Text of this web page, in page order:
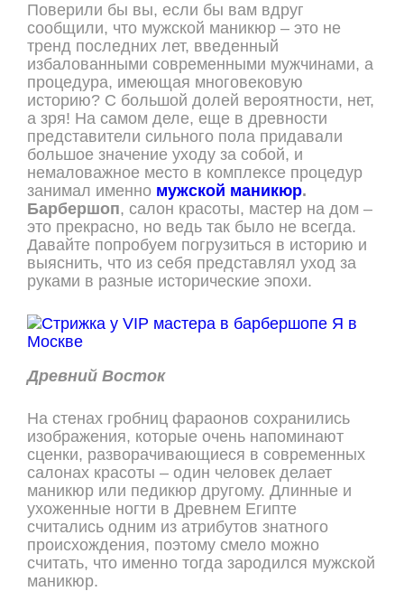
Поверили бы вы, если бы вам вдруг
сообщили, что мужской маникюр – это не
тренд последних лет, введенный
избалованными современными мужчинами, а
процедура, имеющая многовековую
историю? С большой долей вероятности, нет,
а зря! На самом деле, еще в древности
представители сильного пола придавали
большое значение уходу за собой, и
немаловажное место в комплексе процедур
занимал именно мужской маникюр.
Барбершоп, салон красоты, мастер на дом –
это прекрасно, но ведь так было не всегда.
Давайте попробуем погрузиться в историю и
выяснить, что из себя представлял уход за
руками в разные исторические эпохи.
Древний Восток
На стенах гробниц фараонов сохранились
изображения, которые очень напоминают
сценки, разворачивающиеся в современных
салонах красоты – один человек делает
маникюр или педикюр другому. Длинные и
ухоженные ногти в Древнем Египте
считались одним из атрибутов знатного
происхождения, поэтому смело можно
считать, что именно тогда зародился мужской
маникюр.